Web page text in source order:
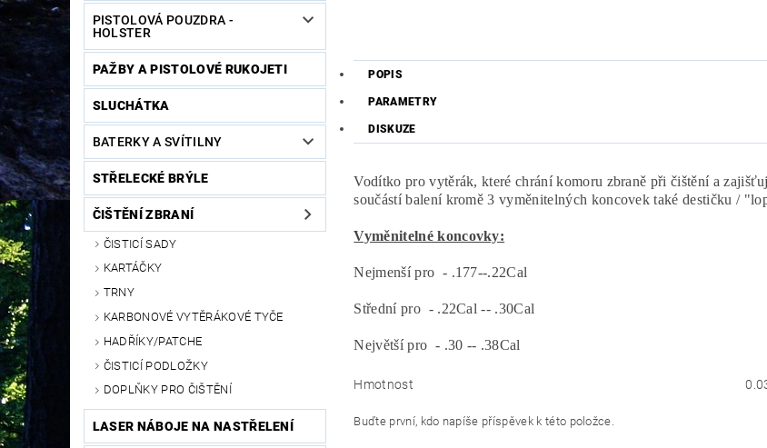
PISTOLOVÁ POUZDRA -
HOLSTER
PAŽBY A PISTOLOVÉ RUKOJETI
SLUCHÁTKA
BATERKY A SVÍTILNY
STŘELECKÉ BRÝLE
ČIŠTĚNÍ ZBRANÍ
ČISTICÍ SADY
KARTÁČKY
TRNY
KARBONOVÉ VYTĚRÁKOVÉ TYČE
HADŘÍKY/PATCHE
ČISTICÍ PODLOŽKY
DOPLŇKY PRO ČIŠTĚNÍ
LASER NÁBOJE NA NASTŘELENÍ
POPIS
PARAMETRY
DISKUZE
Vodítko pro vytěrák, které chrání komoru zbraně při čištění a
součástí balení kromě 3 vyměnitelných koncovek také destičku /
Vyměnitelné koncovky:
Nejmenší pro - .177--.22Cal
Střední pro - .22Cal -- .30Cal
Největší pro - .30 -- .38Cal
Hmotnost
Buďte první, kdo napíše příspěvek k této položce.